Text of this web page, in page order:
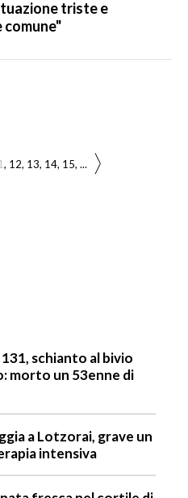
triste e
comune"
12 13 14 15 ...
schianto al bivio
morto un 53enne di
a Lotzorai, grave un
intensiva